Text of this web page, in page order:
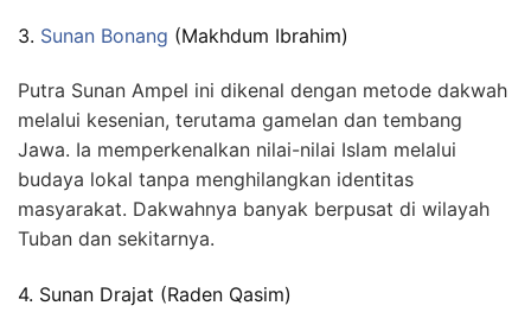
3. Sunan Bonang (Makhdum Ibrahim)
Putra Sunan Ampel ini dikenal dengan metode dakwah
melalui kesenian, terutama gamelan dan tembang
Jawa. Ia memperkenalkan nilai-nilai Islam melalui
budaya lokal tanpa menghilangkan identitas
masyarakat. Dakwahnya banyak berpusat di wilayah
Tuban dan sekitarnya.
4. Sunan Drajat (Raden Qasim)